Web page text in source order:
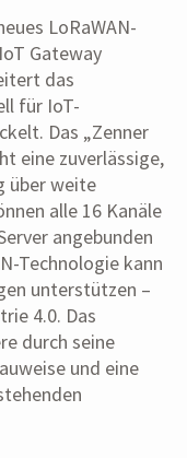
LoRaWAN-
Gateway
das
für IoT-
Das „Zenner
eine zuverlässige,
über weite
alle 16 Kanäle
angebunden
Technologie kann
unterstützen –
4.0. Das
durch seine
und eine